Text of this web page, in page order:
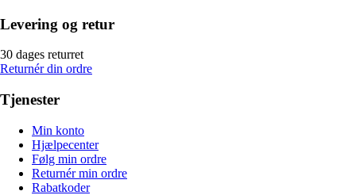
Levering og retur
30 dages returret
Returnér din ordre
Tjenester
Min konto
Hjælpecenter
Følg min ordre
Returnér min ordre
Rabatkoder